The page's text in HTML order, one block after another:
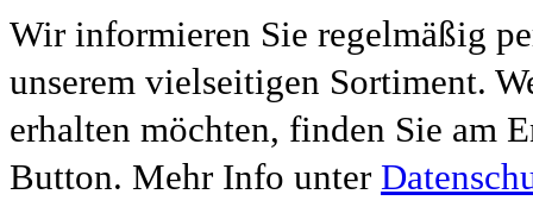
Wir informieren Sie regelmäßig
unserem vielseitigen Sortiment.
erhalten möchten, finden Sie am
Button. Mehr Info unter